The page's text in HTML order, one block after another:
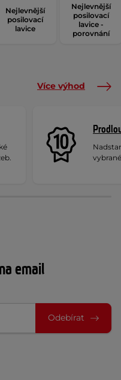
Nejlevnější
posilovací
lavice
Nejlevnější
posilovací
lavice -
porovnání
Více výhod
email
Odebírat